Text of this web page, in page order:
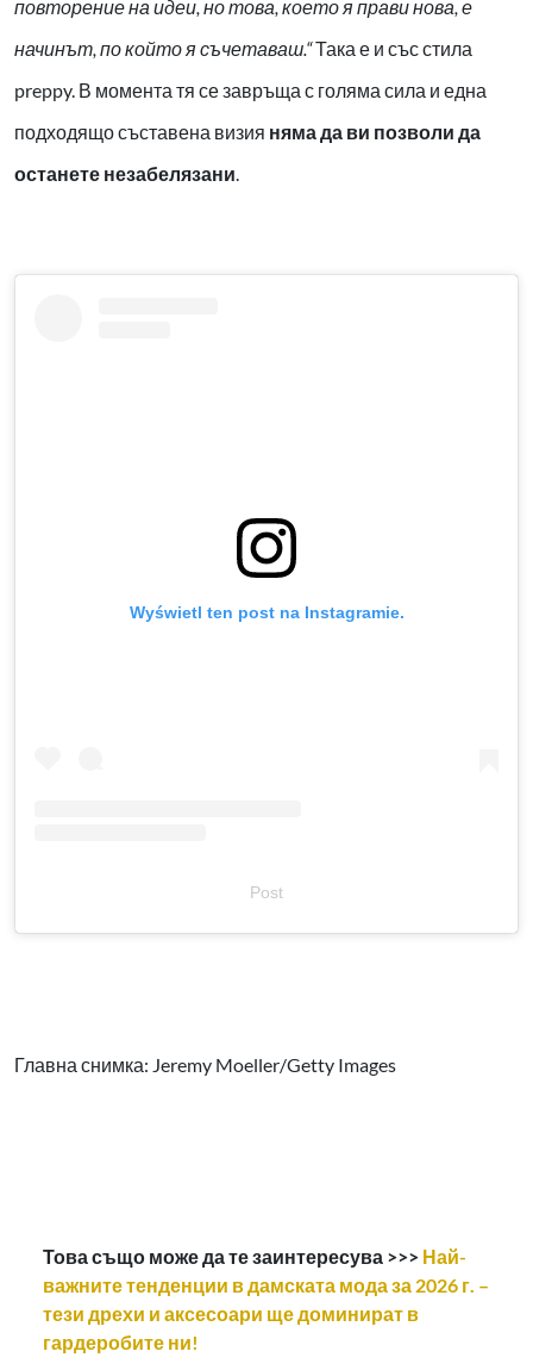
повторение на идеи, но това, което я прави нова, е
начинът, по който я съчетаваш.“Така е и със стила
preppy. В момента тя се завръща с голяма сила и една
подходящо съставена визия няма да ви позволи да
останете незабелязани
Wyświetl ten post na Instagramie.
Post
Главна снимка: Jeremy Moeller/Getty Images
Това също може да те заинтересува >>> Най-
важните тенденции в дамската мода за 2026 г. –
тези дрехи и аксесоари ще доминират в
гардеробите ни!